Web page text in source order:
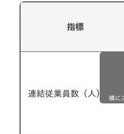
指標
連結従業員数（人） 横に